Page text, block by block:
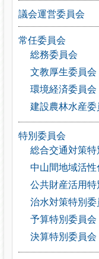
議会運営委員会
常任委員会
総務委員会
文教厚生委員会
環境経済委員会
建設農林水産委
特別委員会
総合交通対策特
中山間地域活
公共財産活用特
治水対策特別委
予算特別委員会
決算特別委員会